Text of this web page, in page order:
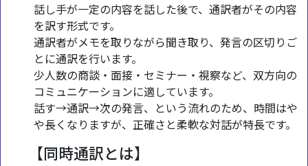
話し手が一定の内容を話した後で、通訳者がその内容
を訳す形式です。
通訳者がメモを取りながら聞き取り、発言の区切りご
とに通訳を行います。
少人数の商談・面接・セミナー・視察など、双方向の
コミュニケーションに適しています。
話す→通訳→次の発言、という流れのため、時間はや
や長くなりますが、正確さと柔軟な対話が特長です。
【同時通訳とは】